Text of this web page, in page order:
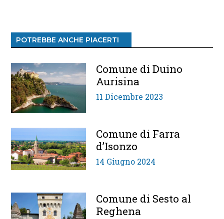
POTREBBE ANCHE PIACERTI
Comune di Duino
Aurisina
11 Dicembre 2023
Comune di Farra
d’Isonzo
14 Giugno 2024
Comune di Sesto al
Reghena